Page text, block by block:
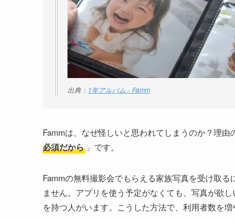
出典： 1年アルバム - Famm
Fammは、なぜ怪しいと思われてしまうのか？理由
必須だから 」です。
Fammの無料撮影会でもらえる家族写真を受け取
ません。アプリを使う予定がなくても、写真が欲
を持つ人がいます。こうした方法で、利用者数を